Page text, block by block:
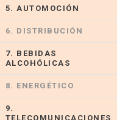
5. AUTOMOCIÓN
6. DISTRIBUCIÓN
7. BEBIDAS
ALCOHÓLICAS
8. ENERGÉTICO
9.
TELECOMUNICACIONES